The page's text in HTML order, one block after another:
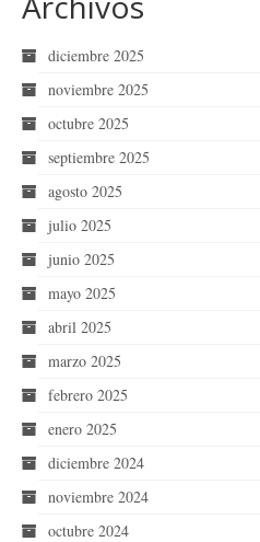
diciembre 2025
noviembre 2025
octubre 2025
septiembre 2025
agosto 2025
julio 2025
junio 2025
mayo 2025
abril 2025
marzo 2025
febrero 2025
enero 2025
diciembre 2024
noviembre 2024
octubre 2024